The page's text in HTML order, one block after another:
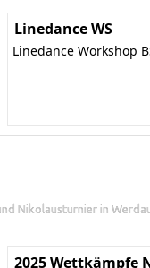
Linedance WS
Linedance Workshop
Nikolausturnier in
2025 Wettkämpfe